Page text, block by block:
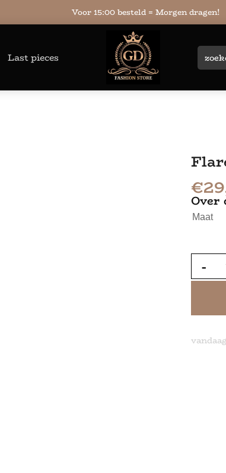
Voor 15:00 besteld = Morgen dragen!
Last pieces
€
Over
Maat
-